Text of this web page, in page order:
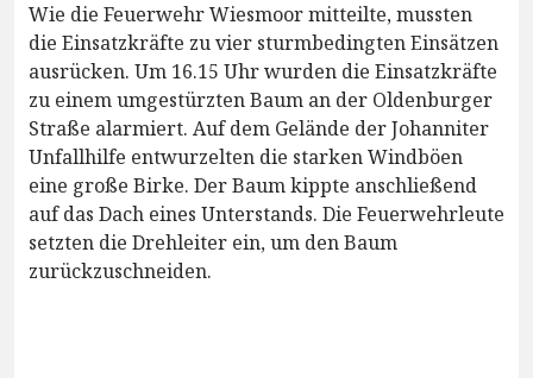
Wie die Feuerwehr Wiesmoor mitteilte, mussten
die Einsatzkräfte zu vier sturmbedingten Einsätzen
ausrücken. Um 16.15 Uhr wurden die Einsatzkräfte
zu einem umgestürzten Baum an der Oldenburger
Straße alarmiert. Auf dem Gelände der Johanniter
Unfallhilfe entwurzelten die starken Windböen
eine große Birke. Der Baum kippte anschließend
auf das Dach eines Unterstands. Die Feuerwehrleute
setzten die Drehleiter ein, um den Baum
zurückzuschneiden.